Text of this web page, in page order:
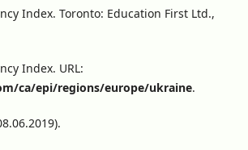
Index. Toronto: Education First Ltd.,
Index. URL:
ca/epi/regions/europe/ukraine.